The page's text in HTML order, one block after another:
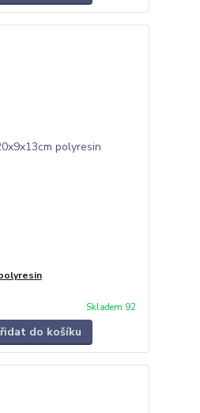
Skladem 92
do košíku